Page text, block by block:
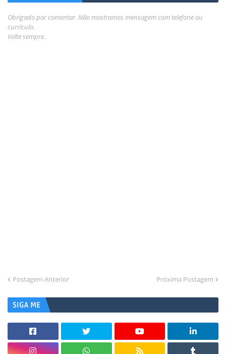
Obrigado por comentar. Não mostramos mensagem com telefone ou
currículo.
Volte sempre.
Postagem Anterior Próxima Postagem
SIGA ME